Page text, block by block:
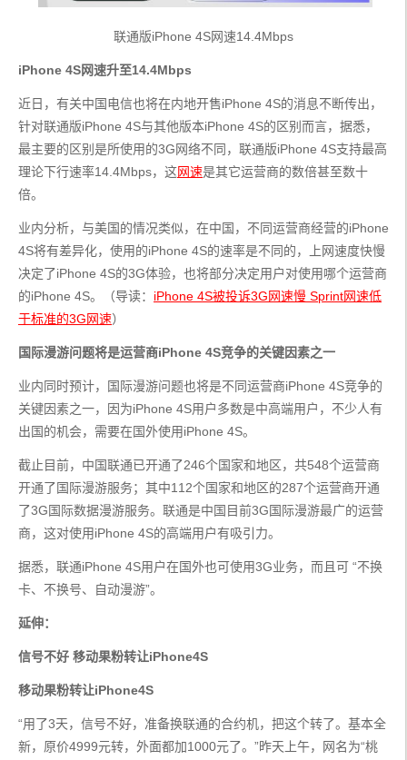
联通版iPhone 4S网速14.4Mbps
iPhone 4S网速升至14.4Mbps
近日，有关中国电信也将在内地开售iPhone 4S的消息不断传出，
针对联通版iPhone 4S与其他版本iPhone 4S的区别而言，据悉，
最主要的区别是所使用的3G网络不同，联通版iPhone 4S支持最高
理论下行速率14.4Mbps，这网速是其它运营商的数倍甚至数十
倍。
业内分析，与美国的情况类似，在中国，不同运营商经营的iPhone
4S将有差异化，使用的iPhone 4S的速率是不同的，上网速度快慢
决定了iPhone 4S的3G体验，也将部分决定用户对使用哪个运营商
的iPhone 4S。（导读： iPhone 4S被投诉3G网速慢 Sprint网速低
于标准的3G网速）
国际漫游问题将是运营商iPhone 4S竞争的关键因素之一
业内同时预计，国际漫游问题也将是不同运营商iPhone 4S竞争的
关键因素之一，因为iPhone 4S用户多数是中高端用户，不少人有
出国的机会，需要在国外使用iPhone 4S。
截止目前，中国联通已开通了246个国家和地区，共548个运营商
开通了国际漫游服务；其中112个国家和地区的287个运营商开通
了3G国际数据漫游服务。联通是中国目前3G国际漫游最广的运营
商，这对使用iPhone 4S的高端用户有吸引力。
据悉，联通iPhone 4S用户在国外也可使用3G业务，而且可 “不换
卡、不换号、自动漫游”。
延伸：
信号不好 移动果粉转让iPhone4S
移动果粉转让iPhone4S
“用了3天，信号不好，准备换联通的合约机，把这个转了。基本全
新，原价4999元转，外面都加1000元了。”昨天上午，网名为“桃